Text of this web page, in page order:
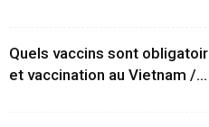
Quels vaccins sont
et vaccination au Vietnam /...